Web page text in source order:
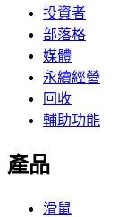
投資者
部落格
媒體
永續經營
回收
輔助功能
產品
滑鼠